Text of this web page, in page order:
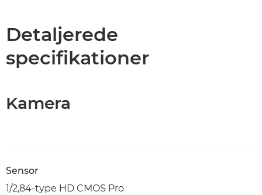
Detaljerede
specifikationer
Kamera
Sensor
1/2,84-type HD CMOS Pro